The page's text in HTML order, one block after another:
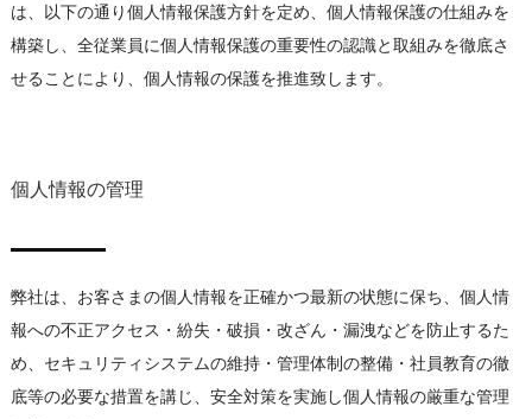
は、以下の通り個人情報保護方針を定め、個人情報保護の仕組みを
構築し、全従業員に個人情報保護の重要性の認識と取組みを徹底さ
せることにより、個人情報の保護を推進致します。
個人情報の管理
弊社は、お客さまの個人情報を正確かつ最新の状態に保ち、個人情
報への不正アクセス・紛失・破損・改ざん・漏洩などを防止するた
め、セキュリティシステムの維持・管理体制の整備・社員教育の徹
底等の必要な措置を講じ、安全対策を実施し個人情報の厳重な管理